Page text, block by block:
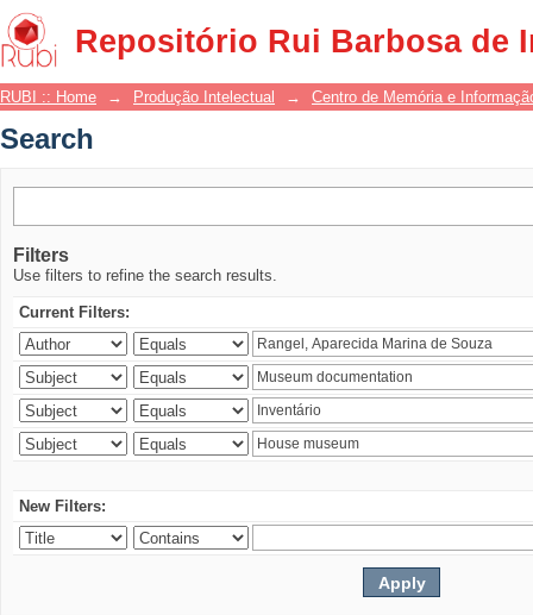
Repositório Rui Barbosa de
Search
RUBI :: Home → Produção Intelectual → Centro de Memória e
Search
Filters
Use filters to refine the search results.
Current Filters:
New Filters: